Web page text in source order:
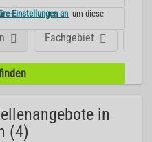
Einstellungen an , um diese
Fachgebiet
in
(4)